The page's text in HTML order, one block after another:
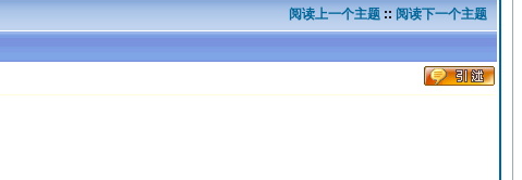
阅读上一个主题 :: 阅读下一个主题